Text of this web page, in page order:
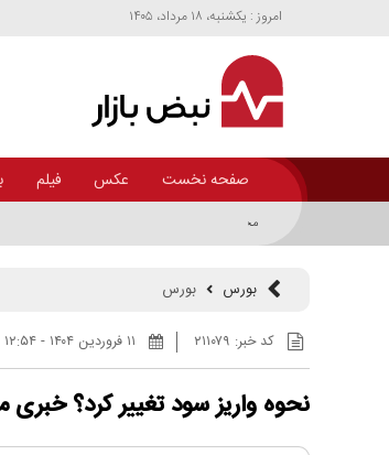
امروز : يکشنبه، ۱۸ مرداد، ۱۴۰۵
صفحه نخست عکس فیلم
مختصات جدید از پتروشیمی تابان فردا و چند
بورس بورس
کد خبر: ۲۱۱۰۷۹
نحوه واریز سود تغییر کرد؟